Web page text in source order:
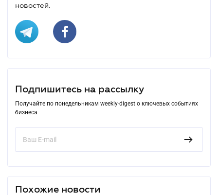
новостей.
Подпишитесь на рассылку
Получайте по понедельникам weekly-digest о ключевых событиях
бизнеса
Похожие новости